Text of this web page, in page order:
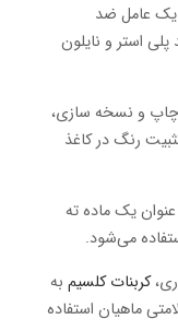
یک عامل ضد
پلی استر و نایلون
و نسخه‌ سازی،
رنگ در کاغذ
یک ماده ته
می‌شود.
کربنات کلسیم به
ماهیان استفاده